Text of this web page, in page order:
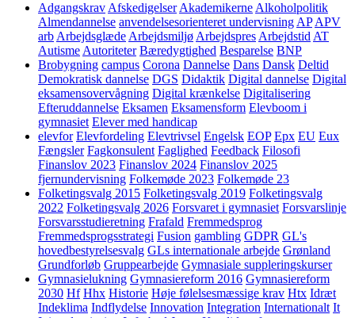
Adgangskrav Afskedigelser Akademikerne Alkoholpolitik
Almendannelse anvendelsesorienteret undervisning AP APV
arb Arbejdsglæde Arbejdsmiljø Arbejdspres Arbejdstid AT
Autisme Autoriteter Bæredygtighed Besparelse BNP
Brobygning campus Corona Dannelse Dans Dansk Deltid
Demokratisk dannelse DGS Didaktik Digital dannelse Digital
eksamensovervågning Digital krænkelse Digitalisering
Efteruddannelse Eksamen Eksamensform Elevboom i
gymnasiet Elever med handicap
elevfor Elevfordeling Elevtrivsel Engelsk EOP Epx EU Eux
Fængsler Fagkonsulent Faglighed Feedback Filosofi
Finanslov 2023 Finanslov 2024 Finanslov 2025
fjernundervisning Folkemøde 2023 Folkemøde 23
Folketingsvalg 2015 Folketingsvalg 2019 Folketingsvalg
2022 Folketingsvalg 2026 Forsvaret i gymnasiet Forsvarslinje
Forsvarsstudieretning Frafald Fremmedsprog
Fremmedsprogsstrategi Fusion gambling GDPR GL's
hovedbestyrelsesvalg GLs internationale arbejde Grønland
Grundforløb Gruppearbejde Gymnasiale suppleringskurser
Gymnasielukning Gymnasiereform 2016 Gymnasiereform
2030 Hf Hhx Historie Høje følelsesmæssige krav Htx Idræt
Indeklima Indflydelse Innovation Integration Internationalt It